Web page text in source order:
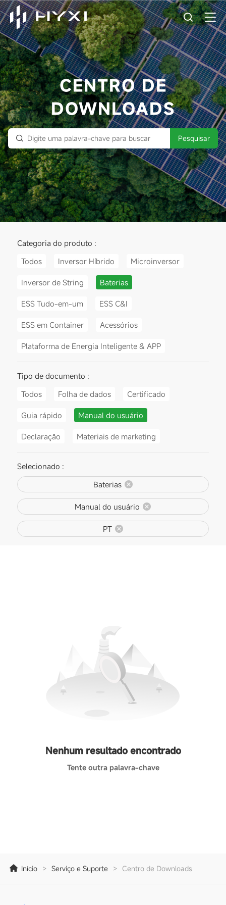
CENTRO DE
DOWNLOADS
Pesquisar
Categoria do produto :
Todos
Inversor Híbrido Microinversor
Inversor de String Baterias
ESS Tudo-em-um ESS C&I
ESS em Container Acessórios
Plataforma de Energia Inteligente & APP
Tipo de documento :
Todos
Folha de dados Certificado
Guia rápido Manual do usuário
Declaração Materiais de marketing
Selecionado :
Baterias
Manual do usuário
PT
Nenhum resultado encontrado
Tente outra palavra-chave
Início > Serviço e Suporte > Centro de Downloads